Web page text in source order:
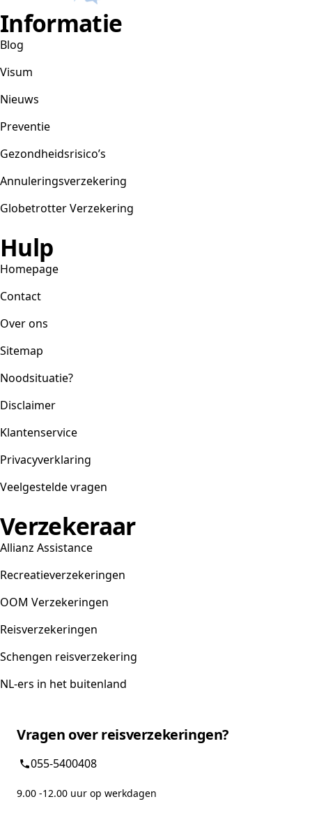
Informatie
Blog
Visum
Nieuws
Preventie
Gezondheidsrisico’s
Annuleringsverzekering
Globetrotter Verzekering
Hulp
Homepage
Contact
Over ons
Sitemap
Noodsituatie?
Disclaimer
Klantenservice
Privacyverklaring
Veelgestelde vragen
Verzekeraar
Allianz Assistance
Recreatieverzekeringen
OOM Verzekeringen
Reisverzekeringen
Schengen reisverzekering
NL-ers in het buitenland
Vragen over reisverzekeringen?
055-5400408
9.00 -12.00 uur op werkdagen